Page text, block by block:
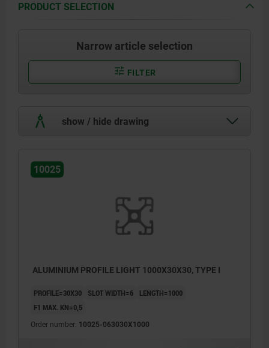
PRODUCT SELECTION
Narrow article selection
FILTER
show / hide drawing
10025
ALUMINIUM PROFILE LIGHT 1000X30X30, TYPE I
PROFILE=30X30 SLOT WIDTH=6
LENGTH=1000
F1 MAX. KN=0,5
Order number: 10025-063030X1000